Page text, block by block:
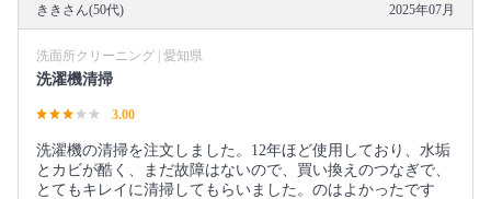
ききさん(50代) 2025年07月
洗面所クリーニング | 愛知県
洗濯機清掃
3.00
洗濯機の清掃を注文しました。12年ほど使用しており、水垢
とカビが酷く、まだ故障はないので、買い換えのつなぎで、
とてもキレイに清掃してもらいました。のはよかったです